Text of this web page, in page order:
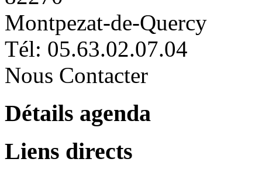
Montpezat-de-Quercy
Tél: 05.63.02.07.04
Nous Contacter
Détails agenda
Liens directs